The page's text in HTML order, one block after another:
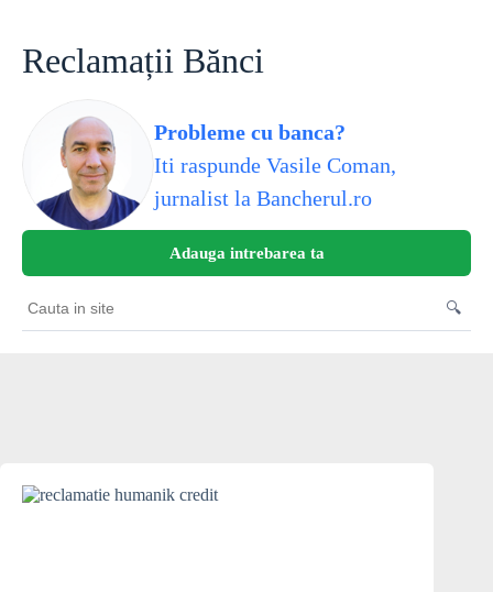
contentReclamații Bănci
Probleme cu banca?
Iti raspunde Vasile Coman,
jurnalist la Bancherul.ro
Adauga intrebarea ta
Cauta
in
🔍